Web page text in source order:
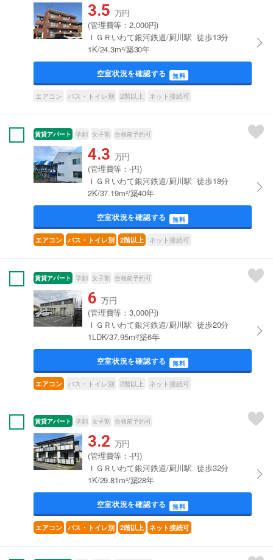
3.5 万円
(管理費等：2,000円)
ＩＧＲいわて銀河鉄道/厨川駅 徒歩13分
1K/24.3m²/築30年
空室状況を確認する 無料
エアコン バス・トイレ別 2階以上 ネット接続可
賃貸アパート 学割 女子割 合格前予約可
4.3 万円
(管理費等：-円)
ＩＧＲいわて銀河鉄道/厨川駅 徒歩18分
2K/37.19m²/築40年
空室状況を確認する 無料
エアコン バス・トイレ別 2階以上 ネット接続可
賃貸アパート 学割 女子割 合格前予約可
6 万円
(管理費等：3,000円)
ＩＧＲいわて銀河鉄道/厨川駅 徒歩20分
1LDK/37.95m²/築6年
空室状況を確認する 無料
エアコン バス・トイレ別 2階以上 ネット接続可
賃貸アパート 学割 女子割 合格前予約可
3.2 万円
(管理費等：-円)
ＩＧＲいわて銀河鉄道/厨川駅 徒歩32分
1K/29.81m²/築28年
空室状況を確認する 無料
エアコン バス・トイレ別 2階以上 ネット接続可